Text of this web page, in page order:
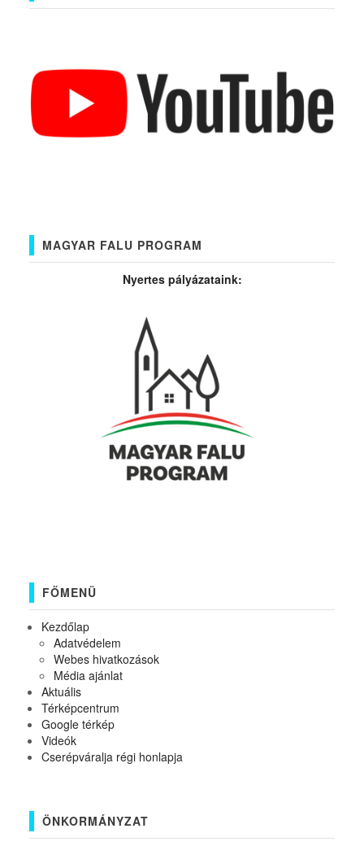
MAGYAR FALU PROGRAM
Nyertes pályázataink:
FŐMENÜ
Kezdőlap
Adatvédelem
Webes hivatkozások
Média ajánlat
Aktuális
Térképcentrum
Google térkép
Videók
Cserépváralja régi honlapja
ÖNKORMÁNYZAT